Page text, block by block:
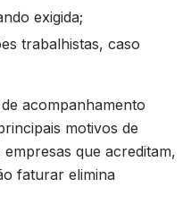
exigida;
trabalhistas, caso
acompanhamento
motivos de
que acreditam,
faturar elimina